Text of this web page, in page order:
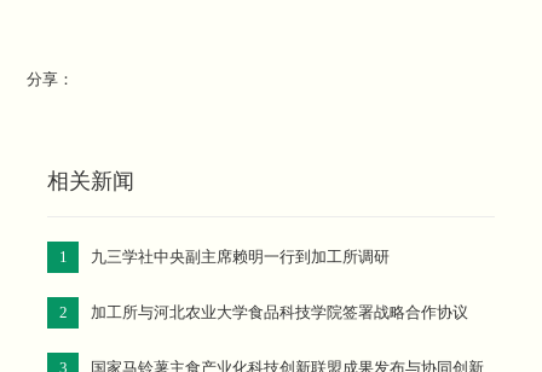
分享：
相关新闻
1 九三学社中央副主席赖明一行到加工所调研
2 加工所与河北农业大学食品科技学院签署战略合作协议
3
国家马铃薯主食产业化科技创新联盟成果发布与协同创新